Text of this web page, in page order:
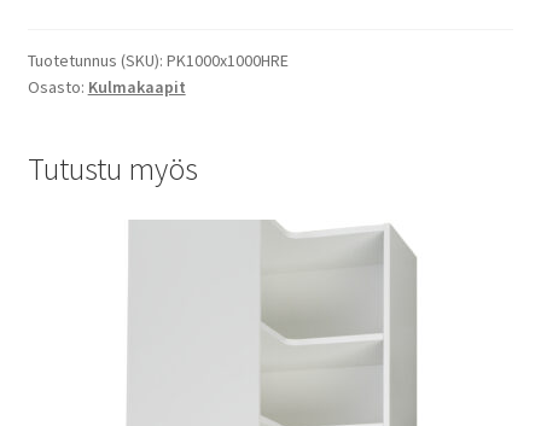
Tuotetunnus (SKU): PK1000x1000HRE
Osasto: Kulmakaapit
Tutustu myös